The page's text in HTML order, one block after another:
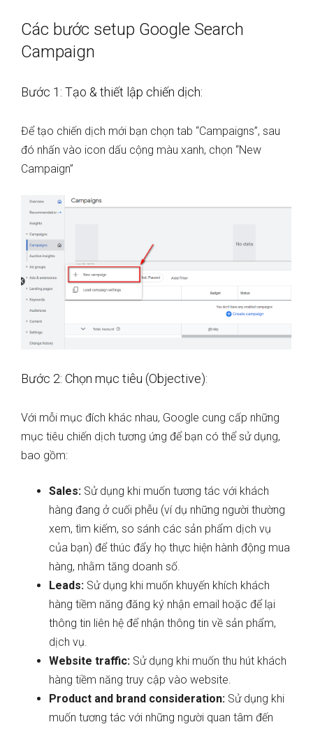
Các bước setup Google Search
Campaign
Bước 1: Tạo & thiết lập chiến dịch:
Để tạo chiến dịch mới bạn chọn tab “Campaigns”, sau
đó nhấn vào icon dấu cộng màu xanh, chọn “New
Campaign”
Bước 2: Chọn mục tiêu (Objective):
Với mỗi mục đích khác nhau, Google cung cấp những
mục tiêu chiến dịch tương ứng để bạn có thể sử dụng,
bao gồm:
Sales: Sử dụng khi muốn tương tác với khách
hàng đang ở cuối phễu (ví dụ những người thường
xem, tìm kiếm, so sánh các sản phẩm dịch vụ
của bạn) để thúc đẩy họ thực hiện hành động mua
hàng, nhằm tăng doanh số.
Leads: Sử dụng khi muốn khuyến khích khách
hàng tiềm năng đăng ký nhận email hoặc để lại
thông tin liên hệ để nhận thông tin về sản phẩm,
dịch vụ.
Website traffic: Sử dụng khi muốn thu hút khách
hàng tiềm năng truy cập vào website.
Product and brand consideration: Sử dụng khi
muốn tương tác với những người quan tâm đến